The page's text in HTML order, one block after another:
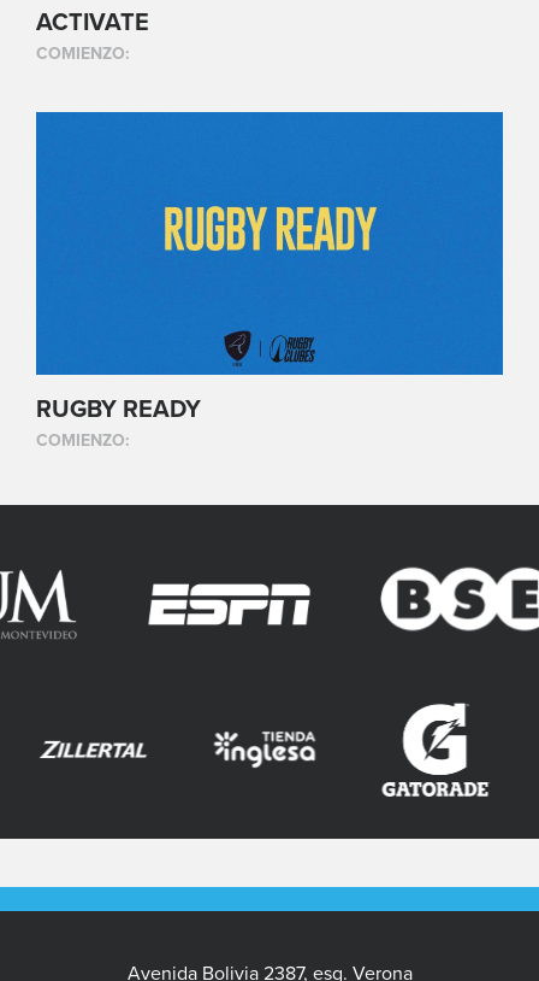
ACTIVATE
COMIENZO:
RUGBY READY
COMIENZO:
Avenida Bolivia 2387, esq. Verona